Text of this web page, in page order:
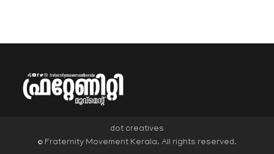
dot creatives
© Fraternity Movement Kerala. All rights reserved.